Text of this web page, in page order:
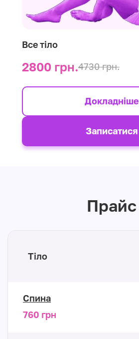
Все тіло
2800 грн.4730 грн.
Докладніше
Записатися
Прайс
Тіло
Спина
760 грн